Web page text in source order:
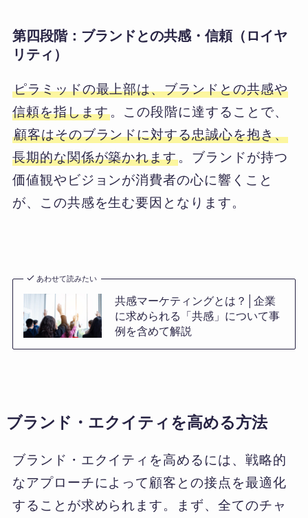
第四段階：ブランドとの共感・信頼（ロイヤ
リティ）
ピラミッドの最上部は、ブランドとの共感や
信頼を指します。この段階に達することで、
顧客はそのブランドに対する忠誠心を抱き、
長期的な関係が築かれます。ブランドが持つ
価値観やビジョンが消費者の心に響くこと
が、この共感を生む要因となります。
あわせて読みたい
共感マーケティングとは？│企業
に求められる「共感」について事
例を含めて解説
ブランド・エクイティを高める方法
ブランド・エクイティを高めるには、戦略的
なアプローチによって顧客との接点を最適化
することが求められます。まず、全てのチャ